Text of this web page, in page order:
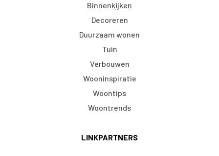
Binnenkijken
Decoreren
Duurzaam wonen
Tuin
Verbouwen
Wooninspiratie
Woontips
Woontrends
LINKPARTNERS